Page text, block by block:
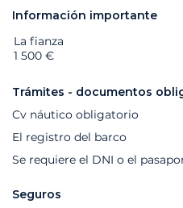
Información importante
Extras Estado
La fianza
1 500 €
Trámites - documentos
Cv náutico obligatorio
El registro del barco
Se requiere el DNI o el
Seguros